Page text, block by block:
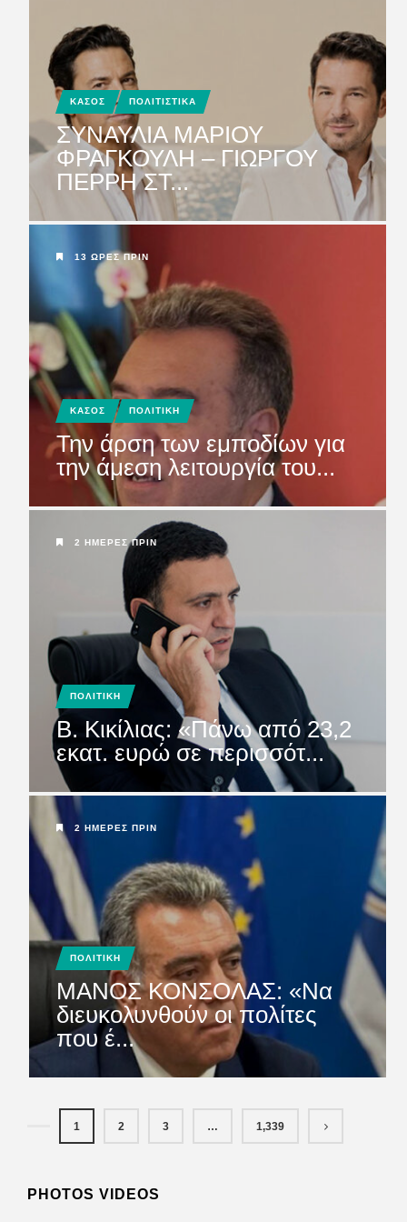
ΚΑΣΟΣ ΠΟΛΙΤΙΣΤΙΚΑ
ΣΥΝΑΥΛΙΑ ΜΑΡΙΟΥ
ΦΡΑΓΚΟΥΛΗ – ΓΙΩΡΓΟΥ
ΠΕΡΡΗ ΣΤ...
13 ΏΡΕΣ ΠΡΙΝ
ΚΑΣΟΣ ΠΟΛΙΤΙΚΗ
Την άρση των εμποδίων για
την άμεση λειτουργία του...
2 ΗΜΈΡΕΣ ΠΡΙΝ
ΠΟΛΙΤΙΚΗ
Β. Κικίλιας: «Πάνω από 23,2
εκατ. ευρώ σε περισσότ...
2 ΗΜΈΡΕΣ ΠΡΙΝ
ΠΟΛΙΤΙΚΗ
ΜΑΝΟΣ ΚΟΝΣΟΛΑΣ: «Να
διευκολυνθούν οι πολίτες
που έ...
1 2 3 … 1,339
PHOTOS VIDEOS